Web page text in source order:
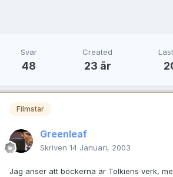
Svar
48
Created
23 år
Filmstar
Greenleaf
Skriven 14 Januari, 2003
Jag anser att böckerna är Tolkiens verk,